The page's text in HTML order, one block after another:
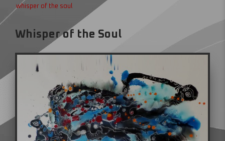
whisper of the soul
Whisper of the Soul